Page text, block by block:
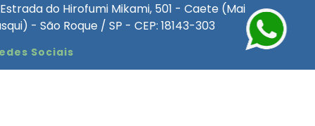
Clínica de Recuperação para Alcoólatra
Químicos
Clinica Dependencia Quimica
para Dependentes Quimicos
Químicos Particular
Estrada do Hirofumi Mikami, 501 - Caete (Mai
- São Roque / SP - CEP: 18143-303
Sociais